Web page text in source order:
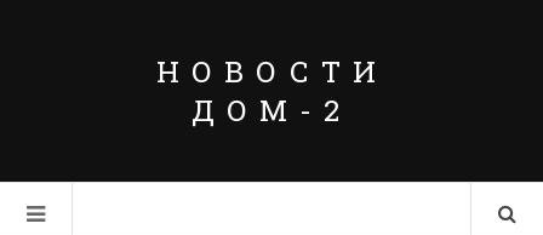
НОВОСТИ
ДОМ-2